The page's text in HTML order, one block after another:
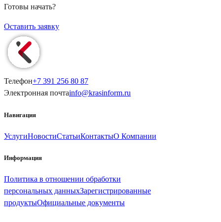
Готовы начать?
Оставить заявку
Телефон+7 391 256 80 87
Электронная почтаinfo@krasinform.ru
Навигация
УслугиНовостиСтатьиКонтактыО Компании
Информация
Политика в отношении обработки
персональных данныхЗарегистрированные
продуктыОфициальные документы